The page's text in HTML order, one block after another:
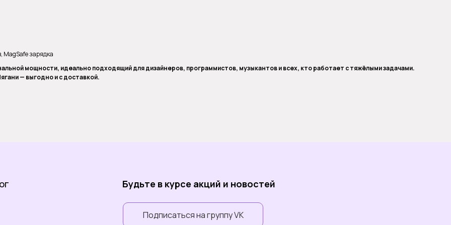
MagSafe зарядка
мощности, идеально подходящий для дизайнеров, программистов, музыкантов и всех, кто работает с тяжёлыми задачами.
— выгодно и с доставкой.
Будьте в курсе акций и новостей
Подписаться на группу VK